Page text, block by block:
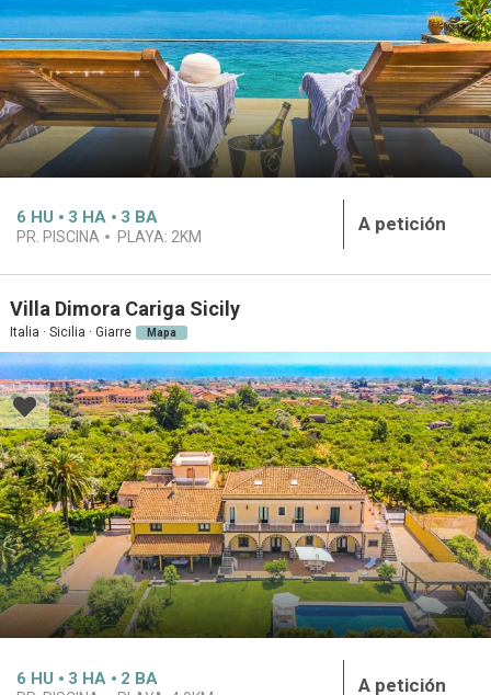
6 HU 3 HA 3 BA
PR. PISCINA PLAYA: 2KM
A petición
Villa Dimora Cariga Sicily
Italia · Sicilia · Giarre Mapa
6 HU 3 HA 2 BA A petición